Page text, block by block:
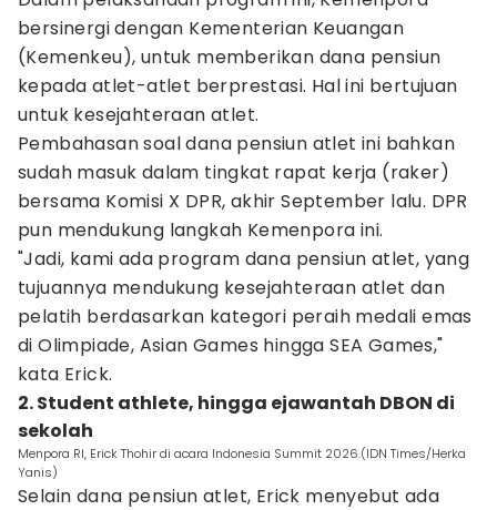
bersinergi dengan Kementerian Keuangan
(Kemenkeu), untuk memberikan dana pensiun
kepada atlet-atlet berprestasi. Hal ini bertujuan
untuk kesejahteraan atlet.
Pembahasan soal dana pensiun atlet ini bahkan
sudah masuk dalam tingkat rapat kerja (raker)
bersama Komisi X DPR, akhir September lalu. DPR
pun mendukung langkah Kemenpora ini.
"Jadi, kami ada program dana pensiun atlet, yang
tujuannya mendukung kesejahteraan atlet dan
pelatih berdasarkan kategori peraih medali emas
di Olimpiade, Asian Games hingga SEA Games,"
kata Erick.
2. Student athlete, hingga ejawantah DBON di
sekolah
Menpora RI, Erick Thohir di acara Indonesia Summit 2026.(IDN Times/Herka
Yanis)
Selain dana pensiun atlet, Erick menyebut ada